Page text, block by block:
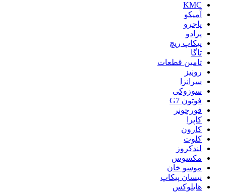
KMC
آمیکو
پاجرو
پرادو
پیکاپ ریچ
تاگا
تامین قطعات
رونیز
سرانزا
سوزوکی
فوتون G7
فورچونر
کاپرا
کارون
کلوت
لندکروز
مکسوس
موسو خان
نیسان پیکاپ
هایلوکس